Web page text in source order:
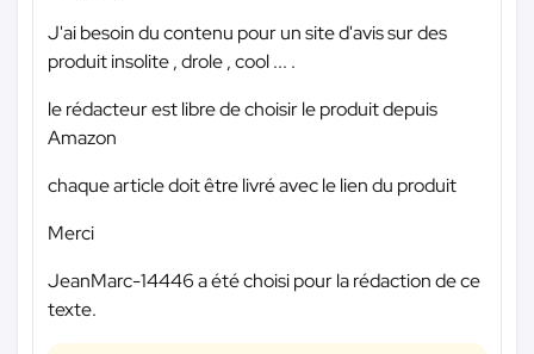
J'ai besoin du contenu pour un site d'avis sur des
produit insolite , drole , cool ... .
le rédacteur est libre de choisir le produit depuis
Amazon
chaque article doit être livré avec le lien du produit
Merci
JeanMarc-14446 a été choisi pour la rédaction de ce
texte.